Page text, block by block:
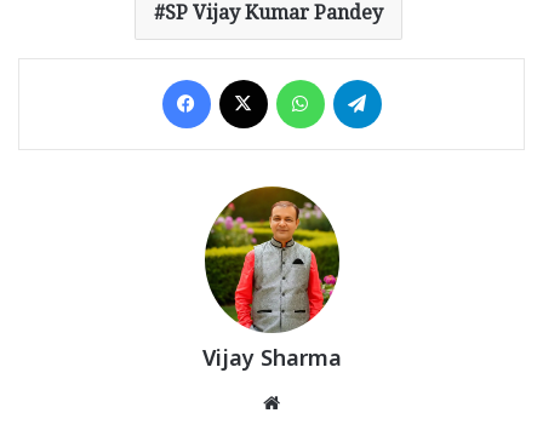
SP Vijay Kumar Pandey
Facebook WhatsApp
Vijay Sharma